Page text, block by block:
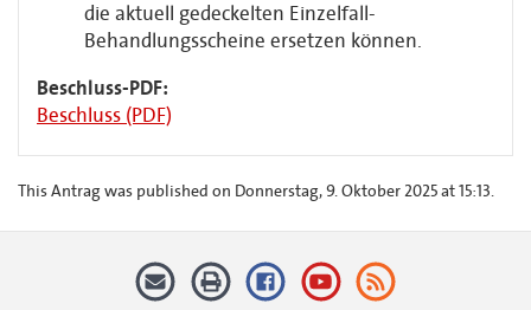
die aktuell gedeckelten Einzelfall-
Behandlungsscheine ersetzen können.
Beschluss-PDF:
Beschluss (PDF)
This Antrag was published on Donnerstag, 9. Oktober 2025 at 15:13.